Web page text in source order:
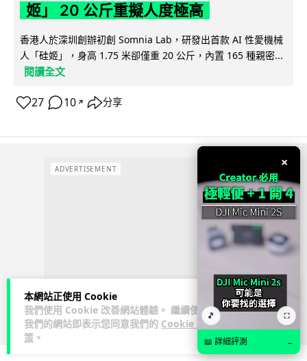
本網站正使用 Cookie
我們使用 Cookie 改善網站體驗。 繼續使用
我們的網站即表示您同意我們的 Cookie 政
策 。
姬」 20 公斤重擬人度極高
香港人於深圳創辦初創 Somnia Lab，研發出首款 AI 性愛機械
人「硅姬」，身高 1.75 米卻僅重 20 公斤，內置 165 種親密...
閱讀全文
27 10 ↗ 分享
ADVERTISEMENT ×
🎵 ⛶
📖 詳細評測 →